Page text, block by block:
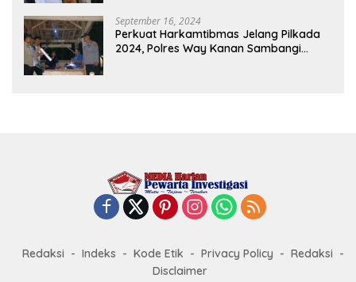
2025-2030 Di Istana Negara
September 16, 2024
Perkuat Harkamtibmas Jelang Pilkada
2024, Polres Way Kanan Sambangi
Redaksi Indeks Kode Etik Privacy Policy
Redaksi
Disclaimer